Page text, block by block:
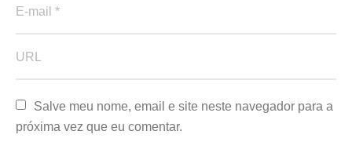
Salve meu nome, email e site neste navegador para a
próxima vez que eu comentar.